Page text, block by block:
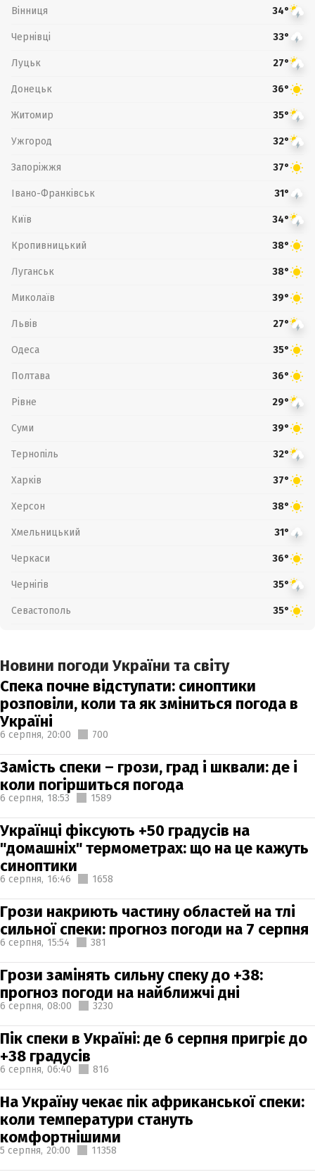
Вінниця 34°
Чернівці 33°
Луцьк 27°
Донецьк 36°
Житомир 35°
Ужгород 32°
Запоріжжя 37°
Івано-Франківськ 31°
Київ 34°
Кропивницький 38°
Луганськ 38°
Миколаїв 39°
Львів 27°
Одеса 35°
Полтава 36°
Рівне 29°
Суми 39°
Тернопіль 32°
Харків 37°
Херсон 38°
Хмельницький 31°
Черкаси 36°
Чернігів 35°
Севастополь 35°
Новини погоди України та світу
Спека почне відступати: синоптики
розповіли, коли та як зміниться погода в
Україні
6 серпня, 20:00 700
Замість спеки – грози, град і шквали: де і
коли погіршиться погода
6 серпня, 18:53 1589
Українці фіксують +50 градусів на
"домашніх" термометрах: що на це кажуть
синоптики
6 серпня, 16:46 1658
Грози накриють частину областей на тлі
сильної спеки: прогноз погоди на 7 серпня
6 серпня, 15:54 381
Грози замінять сильну спеку до +38:
прогноз погоди на найближчі дні
6 серпня, 08:00 3230
Пік спеки в Україні: де 6 серпня пригріє до
+38 градусів
6 серпня, 06:40 816
На Україну чекає пік африканської спеки:
коли температури стануть
комфортнішими
5 серпня, 20:00 11358